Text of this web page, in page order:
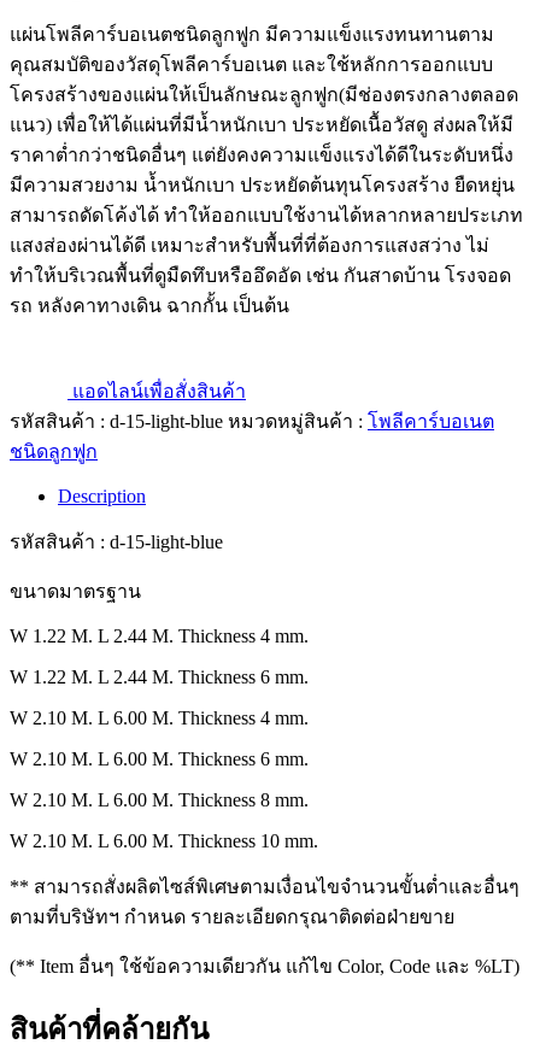
แผ่นโพลีคาร์บอเนตชนิดลูกฟูก มีความแข็งแรงทนทานตาม
คุณสมบัติของวัสดุโพลีคาร์บอเนต และใช้หลักการออกแบบ
โครงสร้างของแผ่นให้เป็นลักษณะลูกฟูก(มีช่องตรงกลางตลอด
แนว) เพื่อให้ได้แผ่นที่มีน้ำหนักเบา ประหยัดเนื้อวัสดู ส่งผลให้มี
ราคาต่ำกว่าชนิดอื่นๆ แต่ยังคงความแข็งแรงได้ดีในระดับหนึ่ง
มีความสวยงาม น้ำหนักเบา ประหยัดต้นทุนโครงสร้าง ยืดหยุ่น
สามารถดัดโค้งได้ ทำให้ออกแบบใช้งานได้หลากหลายประเภท
แสงส่องผ่านได้ดี เหมาะสำหรับพื้นที่ที่ต้องการแสงสว่าง ไม่
ทำให้บริเวณพื้นที่ดูมืดทึบหรืออึดอัด เช่น กันสาดบ้าน โรงจอด
รถ หลังคาทางเดิน ฉากกั้น เป็นต้น
แอดไลน์เพื่อสั่งสินค้า
รหัสสินค้า : d-15-light-blue หมวดหมู่สินค้า : โพลีคาร์บอเนต
ชนิดลูกฟูก
Description
รหัสสินค้า : d-15-light-blue
ขนาดมาตรฐาน
W 1.22 M. L 2.44 M. Thickness 4 mm.
W 1.22 M. L 2.44 M. Thickness 6 mm.
W 2.10 M. L 6.00 M. Thickness 4 mm.
W 2.10 M. L 6.00 M. Thickness 6 mm.
W 2.10 M. L 6.00 M. Thickness 8 mm.
W 2.10 M. L 6.00 M. Thickness 10 mm.
** สามารถสั่งผลิตไซส์พิเศษตามเงื่อนไขจำนวนขั้นต่ำและอื่นๆ
ตามที่บริษัทฯ กำหนด รายละเอียดกรุณาติดต่อฝ่ายขาย
(** Item อื่นๆ ใช้ข้อความเดียวกัน แก้ไข Color, Code และ %LT)
สินค้าที่คล้ายกัน